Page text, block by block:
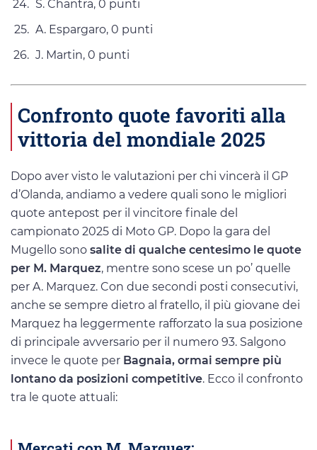
S. Chantra, 0 punti
A. Espargaro, 0 punti
J. Martin, 0 punti
Confronto quote favoriti alla
vittoria del mondiale 2025
Dopo aver visto le valutazioni per chi vincerà il GP
d’Olanda, andiamo a vedere quali sono le migliori
quote antepost per il vincitore finale del
campionato 2025 di Moto GP. Dopo la gara del
Mugello sono salite di qualche centesimo le quote
per M. Marquez, mentre sono scese un po’ quelle
per A. Marquez. Con due secondi posti consecutivi,
anche se sempre dietro al fratello, il più giovane dei
Marquez ha leggermente rafforzato la sua posizione
di principale avversario per il numero 93. Salgono
invece le quote per Bagnaia, ormai sempre più
lontano da posizioni competitive. Ecco il confronto
tra le quote attuali: